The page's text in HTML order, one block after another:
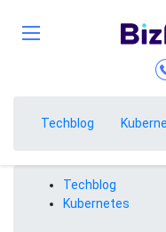
Techblog
Techblog
Kubernetes